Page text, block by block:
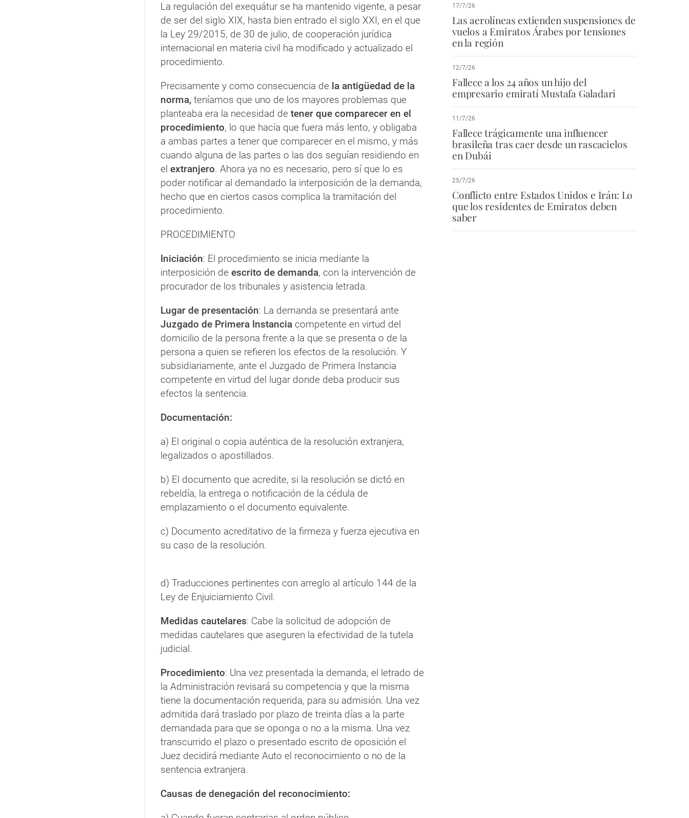
La regulación del exequátur se ha mantenido vigente, a pesar
de ser del siglo XIX, hasta bien entrado el siglo XXI, en el que
la Ley 29/2015, de 30 de julio, de cooperación jurídica
internacional en materia civil ha modificado y actualizado el
procedimiento.
Precisamente y como consecuencia de la antigüedad de la
norma, teníamos que uno de los mayores problemas que
planteaba era la necesidad de tener que comparecer en el
procedimiento, lo que hacía que fuera más lento, y obligaba
a ambas partes a tener que comparecer en el mismo, y más
cuando alguna de las partes o las dos seguían residiendo en
el extranjero. Ahora ya no es necesario, pero sí que lo es
poder notificar al demandado la interposición de la demanda,
hecho que en ciertos casos complica la tramitación del
procedimiento.
PROCEDIMIENTO
Iniciación: El procedimiento se inicia mediante la
interposición de escrito de demanda, con la intervención de
procurador de los tribunales y asistencia letrada.
Lugar de presentación: La demanda se presentará ante
Juzgado de Primera Instancia competente en virtud del
domicilio de la persona frente a la que se presenta o de la
persona a quien se refieren los efectos de la resolución. Y
subsidiariamente, ante el Juzgado de Primera Instancia
competente en virtud del lugar donde deba producir sus
efectos la sentencia.
Documentación:
a) El original o copia auténtica de la resolución extranjera,
legalizados o apostillados.
b) El documento que acredite, si la resolución se dictó en
rebeldía, la entrega o notificación de la cédula de
emplazamiento o el documento equivalente.
c) Documento acreditativo de la firmeza y fuerza ejecutiva en
su caso de la resolución.
d) Traducciones pertinentes con arreglo al artículo 144 de la
Ley de Enjuiciamiento Civil.
Medidas cautelares: Cabe la solicitud de adopción de
medidas cautelares que aseguren la efectividad de la tutela
judicial.
Procedimiento: Una vez presentada la demanda, el letrado de
la Administración revisará su competencia y que la misma
tiene la documentación requerida, para su admisión. Una vez
admitida dará traslado por plazo de treinta días a la parte
demandada para que se oponga o no a la misma. Una vez
transcurrido el plazo o presentado escrito de oposición el
Juez decidirá mediante Auto el reconocimiento o no de la
sentencia extranjera.
Causas de denegación del reconocimiento:
17/7/26
Las aerolíneas extienden suspensiones de
vuelos a Emiratos Árabes por tensiones
en la región
12/7/26
Fallece a los 24 años un hijo del
empresario emiratí Mustafa Galadari
11/7/26
Fallece trágicamente una influencer
brasileña tras caer desde un rascacielos
en Dubái
25/7/26
Conflicto entre Estados Unidos e Irán: Lo
que los residentes de Emiratos deben
saber